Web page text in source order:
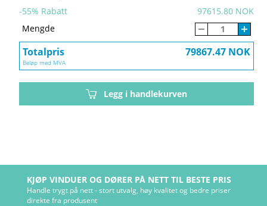
-55% Rabatt
97615.80 NOK
Mengde
Totalpris 79867.47 NOK
Beløp med MVA
Legg i handlekurven
KJØP VINDUER OG DØRER PÅ NETT TIL BESTE PRIS
Handle trygt på nett - stort utvalg, høy kvalitet og bedre priser
direkte fra produsent